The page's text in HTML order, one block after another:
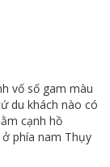
vố số gam màu
du khách nào có
cạnh hồ
phía nam Thụy